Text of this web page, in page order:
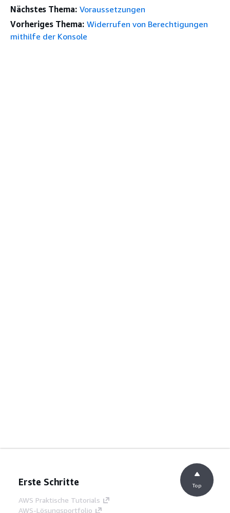
Nächstes Thema: Voraussetzungen
Vorheriges Thema: Widerrufen von Berechtigungen
mithilfe der Konsole
Erste Schritte
AWS Praktische Tutorials
AWS-Lösungsportfolio
Top